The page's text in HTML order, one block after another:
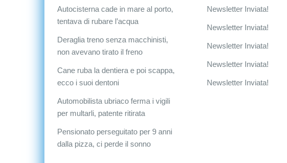
Autocisterna cade in mare al porto,
tentava di rubare l’acqua
Deraglia treno senza macchinisti,
non avevano tirato il freno
Cane ruba la dentiera e poi scappa,
ecco i suoi dentoni
Automobilista ubriaco ferma i vigili
per multarli, patente ritirata
Pensionato perseguitato per 9 anni
dalla pizza, ci perde il sonno
Newsletter Inviata!
Newsletter Inviata!
Newsletter Inviata!
Newsletter Inviata!
Newsletter Inviata!